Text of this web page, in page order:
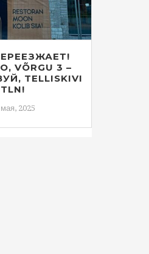
VÕRGU 3 –
TELLISKIVI
TLN!
2025